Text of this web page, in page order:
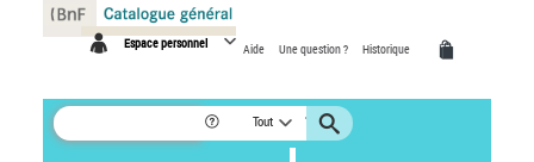
Espace personnel Aide Une question ? Historique
Tout
Panneau de gestion des cookies